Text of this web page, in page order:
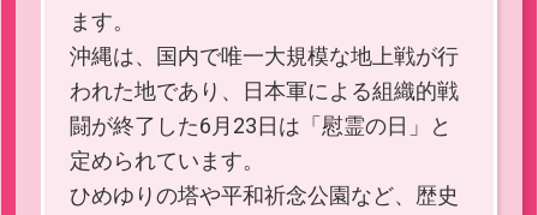
ます。
沖縄は、国内で唯一大規模な地上戦が行
われた地であり、日本軍による組織的戦
闘が終了した6月23日は「慰霊の日」と
定められています。
ひめゆりの塔や平和祈念公園など、歴史